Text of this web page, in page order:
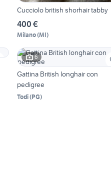
Cucciolo british shorhair tabby
400 €
Milano(MI)
6
Gattina British longhair con
pedigree
Todi(PG)